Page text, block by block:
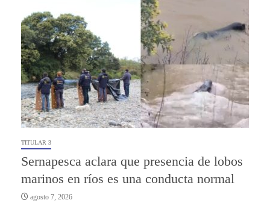
TITULAR 3
Sernapesca aclara que presencia de lobos
marinos en ríos es una conducta normal
agosto 7, 2026